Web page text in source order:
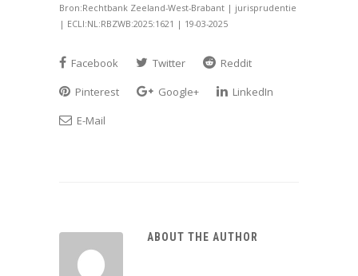
Bron:Rechtbank Zeeland-West-Brabant | jurisprudentie
| ECLI:NL:RBZWB:2025:1621 | 19-03-2025
Facebook Twitter
Reddit
Pinterest
Google+
LinkedIn
E-Mail
ABOUT THE AUTHOR